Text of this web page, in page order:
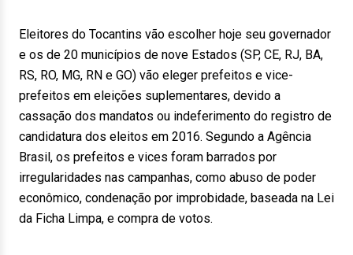
Eleitores do Tocantins vão escolher hoje seu governador
e os de 20 municípios de nove Estados (SP, CE, RJ, BA,
RS, RO, MG, RN e GO) vão eleger prefeitos e vice-
prefeitos em eleições suplementares, devido a
cassação dos mandatos ou indeferimento do registro de
candidatura dos eleitos em 2016. Segundo a Agência
Brasil, os prefeitos e vices foram barrados por
irregularidades nas campanhas, como abuso de poder
econômico, condenação por improbidade, baseada na Lei
da Ficha Limpa, e compra de votos.